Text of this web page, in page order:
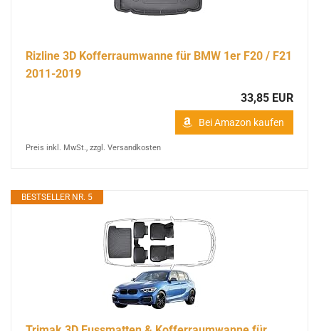
Rizline 3D Kofferraumwanne für BMW 1er F20 / F21
2011-2019
33,85 EUR
Bei Amazon kaufen
Preis inkl. MwSt., zzgl. Versandkosten
BESTSELLER NR. 5